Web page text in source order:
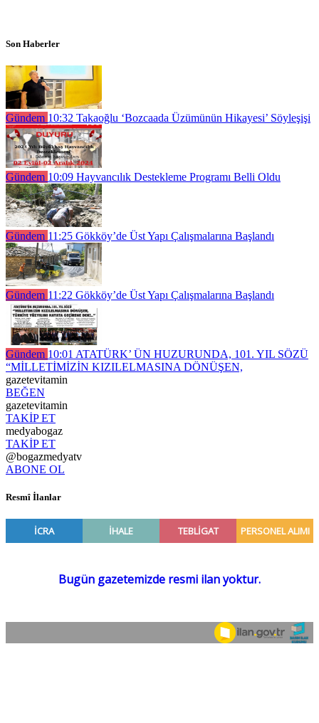
Son Haberler
Gündem 10:32 Takaoğlu ‘Bozcaada Üzümünün Hikayesi’ Söyleşişi
Gündem 10:09 Hayvancılık Destekleme Programı Belli Oldu
Gündem 11:25 Gökköy’de Üst Yapı Çalışmalarına Başlandı
Gündem 11:22 Gökköy’de Üst Yapı Çalışmalarına Başlandı
Gündem 10:01 ATATÜRK’ ÜN HUZURUNDA, 101. YIL SÖZÜ
“MİLLETİMİZİN KIZILELMASINA DÖNÜŞEN,
gazetevitamin
BEĞEN
gazetevitamin
TAKİP ET
medyabogaz
TAKİP ET
@bogazmedyatv
ABONE OL
Resmî İlanlar